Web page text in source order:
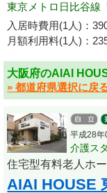
東京メトロ日比谷線
入居時費用(1人)：
月額利用料(1人)：
大阪府のAIAI
» 都道府県選択に戻
平成28年
介護ス
住宅型有料老人ホ
AIAI HOUSE